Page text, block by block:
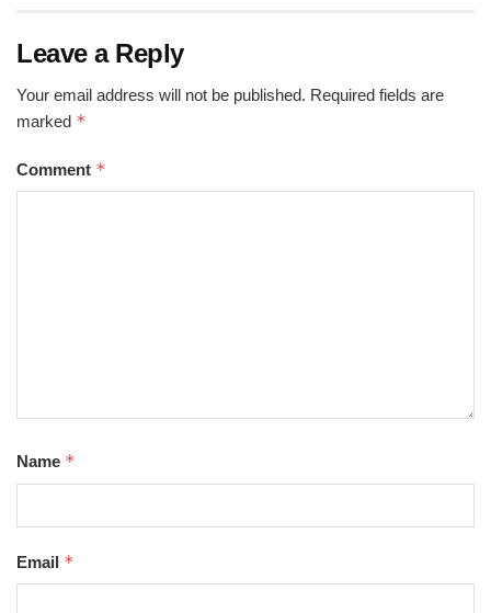
Leave a Reply
Your email address will not be published. Required fields are
marked *
Comment *
Name *
Email *